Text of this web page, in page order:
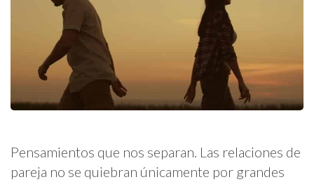
Pensamientos que nos separan. Las relaciones de
pareja no se quiebran únicamente por grandes